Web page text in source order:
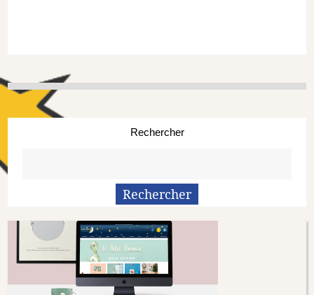
Rechercher